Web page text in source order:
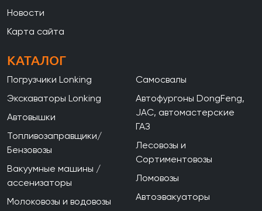
Новости
Карта сайта
КАТАЛОГ
Погрузчики Lonking
Экскаваторы Lonking
Автовышки
Топливозаправщики/
Бензовозы
Вакуумные машины /
ассенизаторы
Молоковозы и водовозы
Самосвалы
Автофургоны DongFeng,
JAC, автомастерские
ГАЗ
Лесовозы и
Сортиментовозы
Ломовозы
Автоэвакуаторы